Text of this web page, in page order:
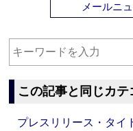
メールニ
この記事と同じカ
プレスリリース・タ